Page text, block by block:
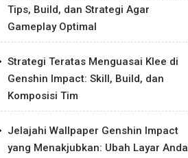
Tips, Build, dan Strategi Agar
Gameplay Optimal
Strategi Teratas Menguasai Klee di
Genshin Impact: Skill, Build, dan
Komposisi Tim
Jelajahi Wallpaper Genshin Impact
yang Menakjubkan: Ubah Layar Anda